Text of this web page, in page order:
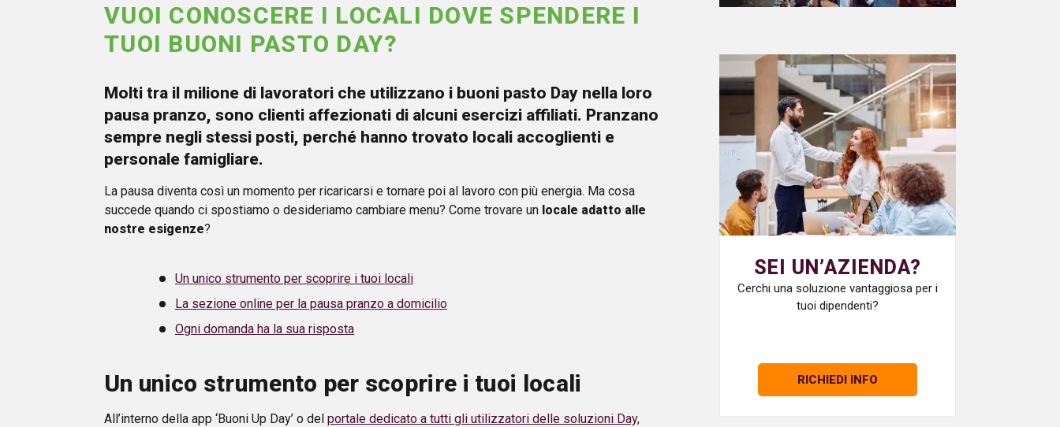
VUOI CONOSCERE I LOCALI DOVE SPENDERE I
TUOI BUONI PASTO DAY?
Molti tra il milione di lavoratori che utilizzano i buoni pasto Day nella loro
pausa pranzo, sono clienti affezionati di alcuni esercizi affiliati. Pranzano
sempre negli stessi posti, perché hanno trovato locali accoglienti e
personale famigliare.
La pausa diventa così un momento per ricaricarsi e tornare poi al lavoro con più energia. Ma cosa
succede quando ci spostiamo o desideriamo cambiare menu? Come trovare un locale adatto alle
nostre esigenze?
Un unico strumento per scoprire i tuoi locali
La sezione online per la pausa pranzo a domicilio
Ogni domanda ha la sua risposta
Un unico strumento per scoprire i tuoi locali
All’interno della app ‘Buoni Up Day’ o del portale dedicato a tutti gli utilizzatori delle soluzioni Day,
SEI UN’AZIENDA?
Cerchi una soluzione vantaggiosa per i
tuoi dipendenti?
RICHIEDI INFO